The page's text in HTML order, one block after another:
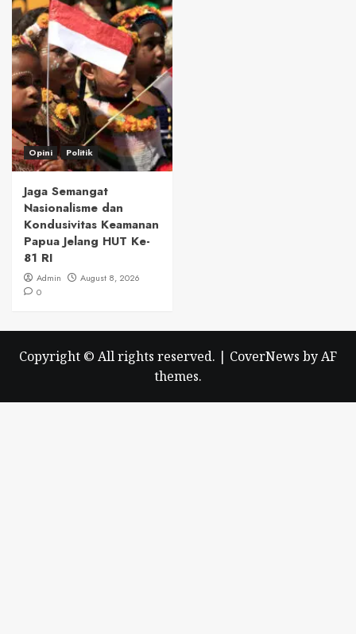
Opini Politik
Jaga Semangat
Nasionalisme dan
Kondusivitas Keamanan
Papua Jelang HUT Ke-
81 RI
Admin
August 8, 2026
0
Copyright © All rights reserved. | CoverNews by AF
themes.